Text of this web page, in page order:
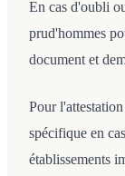
En cas d'oubli
prud'hommes
document et
Pour
spécifique en
établissements